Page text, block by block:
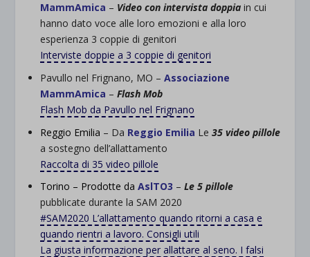
MammAmica – Video con intervista doppia in cui
hanno dato voce alle loro emozioni e alla loro
esperienza 3 coppie di genitori
Interviste doppie a 3 coppie di genitori
Pavullo nel Frignano, MO –Associazione
MammAmica –Flash Mob
Flash Mob da Pavullo nel Frignano
Reggio Emilia – Da Reggio Emilia Le35 video pillole
a sostegno dell’allattamento
Raccolta di 35 video pillole
Torino – Prodotte da AslTO3 – Le 5 pillole
pubblicate durante la SAM 2020
#SAM2020 L’allattamento quando ritorni a casa e
quando rientri a lavoro. Consigli utili
La giusta informazione per allattare al seno. I falsi